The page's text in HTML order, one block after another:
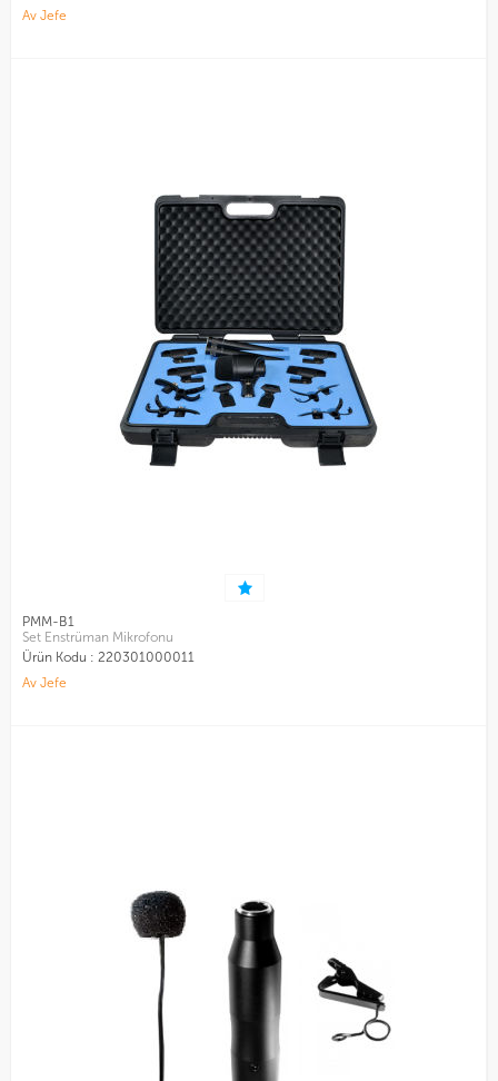
Av Jefe
PMM-B1
Set Enstrüman Mikrofonu
Ürün Kodu : 220301000011
Av Jefe